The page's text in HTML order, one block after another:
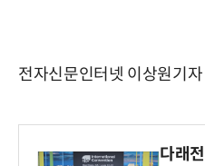
전자신문인터넷 이상원기
다래